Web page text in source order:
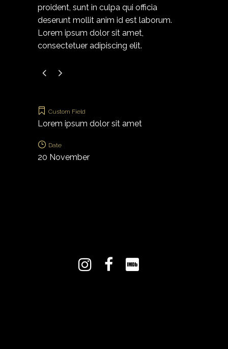
proident, sunt in culpa qui officia
deserunt mollit anim id est laborum.
Lorem ipsum dolor sit amet,
consectetuer adipiscing elit.
Custom Field
Lorem ipsum dolor sit amet
Date
20 November